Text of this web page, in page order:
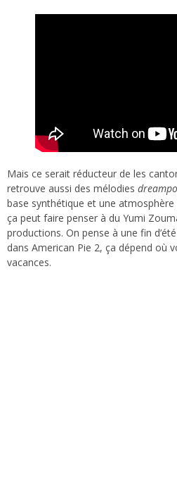
Mais ce serait réducteur de les
retrouve aussi des mélodies
base synthétique et une
ça peut faire penser à du Yumi
productions. On pense à une fin
dans American Pie 2, ça dépend où
vacances.